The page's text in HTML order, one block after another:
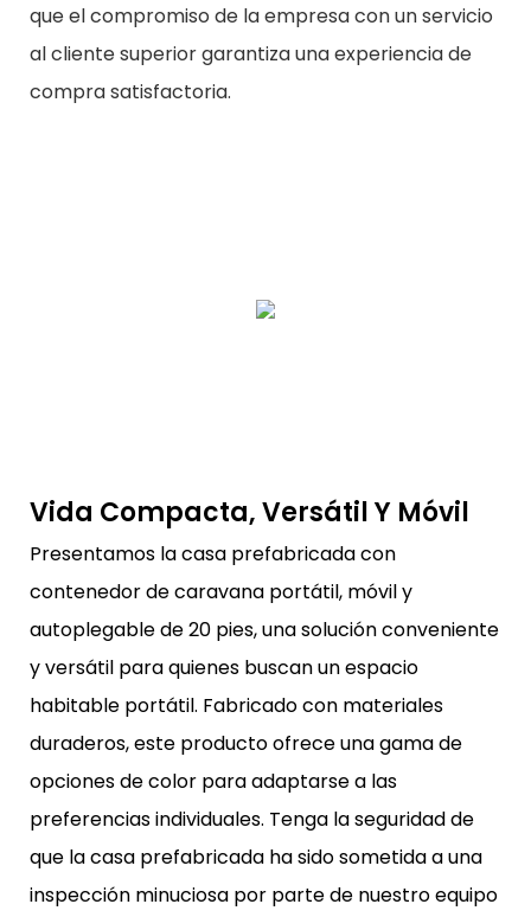
que el compromiso de la empresa con un servicio
al cliente superior garantiza una experiencia de
compra satisfactoria.
Vida Compacta, Versátil Y Móvil
Presentamos la casa prefabricada con
contenedor de caravana portátil, móvil y
autoplegable de 20 pies, una solución conveniente
y versátil para quienes buscan un espacio
habitable portátil. Fabricado con materiales
duraderos, este producto ofrece una gama de
opciones de color para adaptarse a las
preferencias individuales. Tenga la seguridad de
que la casa prefabricada ha sido sometida a una
inspección minuciosa por parte de nuestro equipo